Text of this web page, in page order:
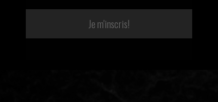
Je m'inscris!